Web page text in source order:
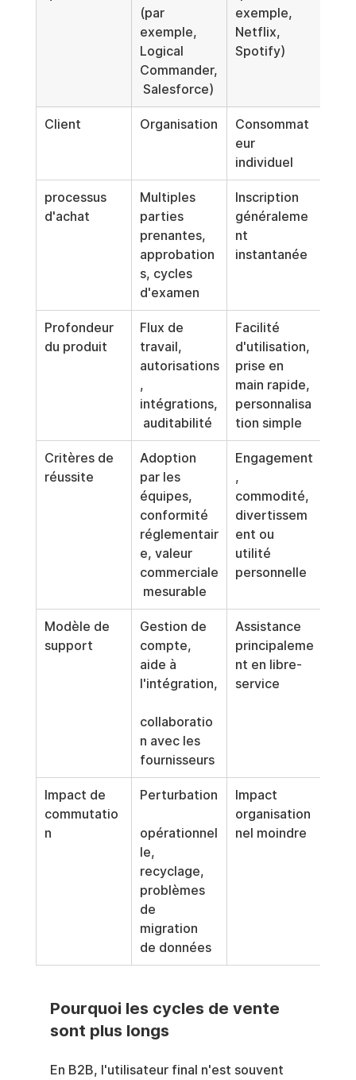
(par
exemple,
Logical
Commander,
Salesforce)
exemple,
Netflix,
Spotify)
Client Organisation
Consommat
eur
individuel
processus
d'achat
Multiples
parties
prenantes,
approbation
s, cycles
d'examen
Inscription
généraleme
nt
instantanée
Profondeur
du produit
Flux de
travail,
autorisations
,
intégrations,
auditabilité
Facilité
d'utilisation,
prise en
main rapide,
personnalisa
tion simple
Critères de
réussite
Adoption
par les
équipes,
conformité
réglementair
e, valeur
commerciale
mesurable
Engagement
,
commodité,
divertissem
ent ou
utilité
personnelle
Modèle de
support
Gestion de
compte,
aide à
l'intégration,
collaboratio
n avec les
fournisseurs
Assistance
principaleme
nt en libre-
service
Impact de
commutatio
n
Perturbation
opérationnel
le,
recyclage,
problèmes
de
migration
de données
Impact
organisation
nel moindre
Pourquoi les cycles de vente
sont plus longs
En B2B, l'utilisateur final n'est souvent